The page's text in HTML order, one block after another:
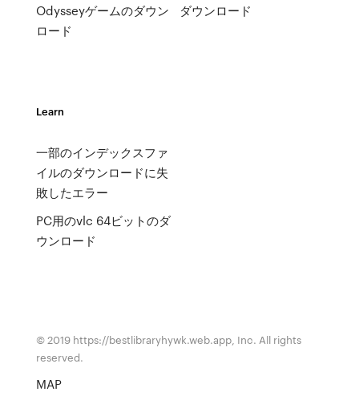
Odysseyゲームのダウン
ロード
ダウンロード
Learn
一部のインデックスファ
イルのダウンロードに失
敗したエラー
PC用のvlc 64ビットのダ
ウンロード
© 2019 https://bestlibraryhywk.web.app, Inc. All rights
reserved.
MAP